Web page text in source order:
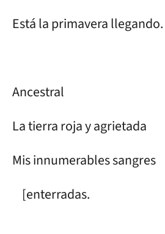
Está la primavera llegando.
Ancestral
La tierra roja y agrietada
Mis innumerables sangres
[enterradas.